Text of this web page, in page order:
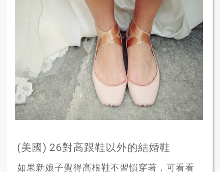
(美國) 26對高跟鞋以外的結婚鞋
如果新娘子覺得高根鞋不習慣穿著，可看看